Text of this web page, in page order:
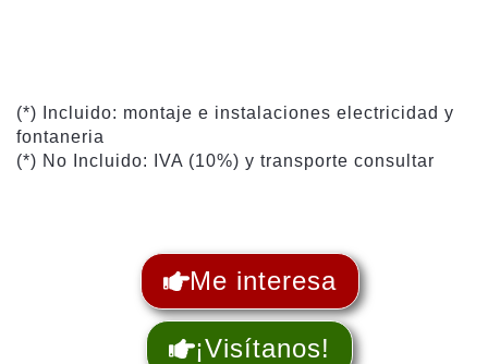
(*) Incluido: montaje e instalaciones electricidad y
fontaneria
(*) No Incluido: IVA (10%) y transporte consultar
Me interesa
¡Visítanos!